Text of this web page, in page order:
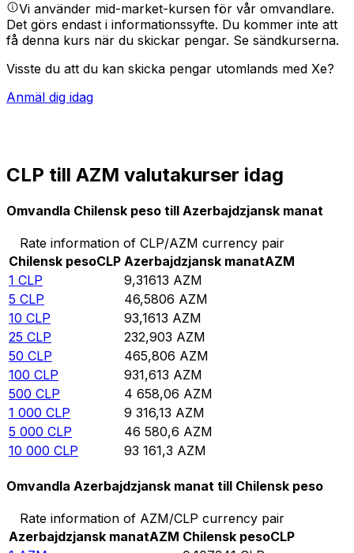
Vi använder mid-market-kursen för vår omvandlare.
Det görs endast i informationssyfte. Du kommer inte att
få denna kurs när du skickar pengar. Se sändkurserna.
Visste du att du kan skicka pengar utomlands med Xe?
Anmäl dig idag
CLP till AZM valutakurser idag
Omvandla Chilensk peso till Azerbajdzjansk manat
Rate information of CLP/AZM currency pair
Chilensk pesoCLP Azerbajdzjansk manatAZM
1 CLP 9,31613 AZM
5 CLP 46,5806 AZM
10 CLP 93,1613 AZM
25 CLP 232,903 AZM
50 CLP 465,806 AZM
100 CLP 931,613 AZM
500 CLP 4 658,06 AZM
1 000 CLP 9 316,13 AZM
5 000 CLP 46 580,6 AZM
10 000 CLP 93 161,3 AZM
Omvandla Azerbajdzjansk manat till Chilensk peso
Rate information of AZM/CLP currency pair
Azerbajdzjansk manatAZM Chilensk pesoCLP